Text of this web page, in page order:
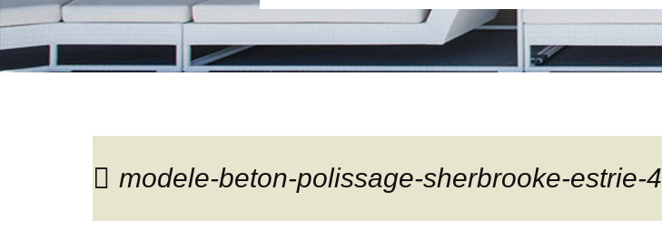
modele-beton-polissage-sherbrooke-estrie-4